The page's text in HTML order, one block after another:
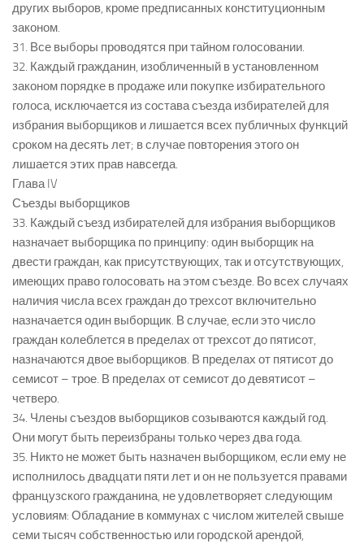
других выборов, кроме предписанных конституционным
законом.
31. Все выборы проводятся при тайном голосовании.
32. Каждый гражданин, изобличенный в установленном
законом порядке в продаже или покупке избирательного
голоса, исключается из состава съезда избирателей для
избрания выборщиков и лишается всех публичных функций
сроком на десять лет; в случае повторения этого он
лишается этих прав навсегда.
Глава IV
Съезды выборщиков
33. Каждый съезд избирателей для избрания выборщиков
назначает выборщика по принципу: один выборщик на
двести граждан, как присутствующих, так и отсутствующих,
имеющих право голосовать на этом съезде. Во всех случаях
наличия числа всех граждан до трехсот включительно
назначается один выборщик. В случае, если это число
граждан колеблется в пределах от трехсот до пятисот,
назначаются двое выборщиков. В пределах от пятисот до
семисот – трое. В пределах от семисот до девятисот –
четверо.
34. Члены съездов выборщиков созываются каждый год.
Они могут быть переизбраны только через два года.
35. Никто не может быть назначен выборщиком, если ему не
исполнилось двадцати пяти лет и он не пользуется правами
французского гражданина, не удовлетворяет следующим
условиям: Обладание в коммунах с числом жителей свыше
семи тысяч собственностью или городской арендой,